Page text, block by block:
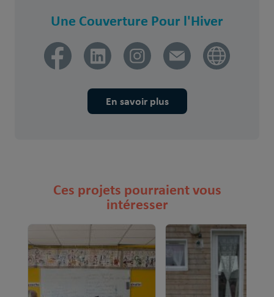
Une Couverture Pour l'Hiver
En savoir plus
Ces projets pourraient vous
intéresser